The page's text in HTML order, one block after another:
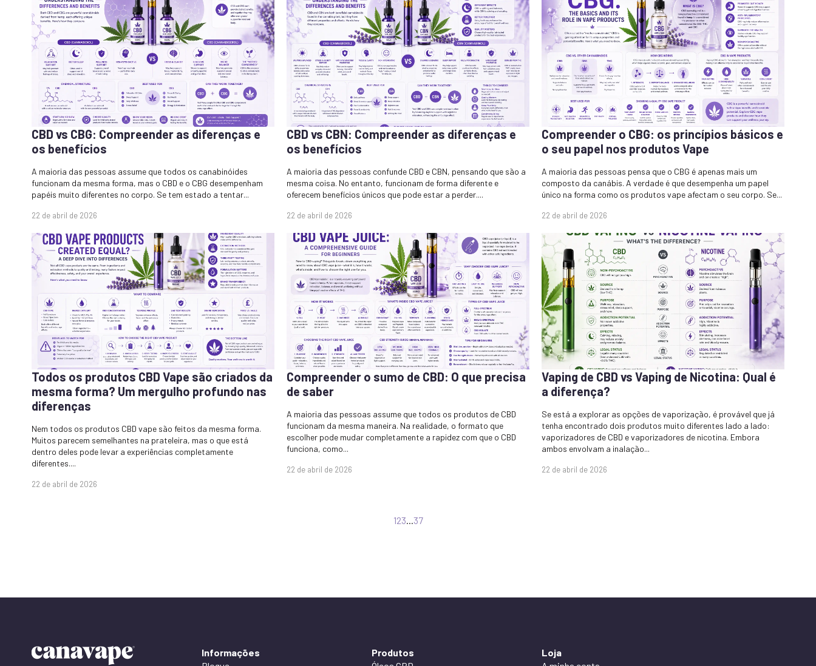
CBD vs CBG: Compreender as diferenças e
os benefícios
22 de abril de 2026
A maioria das pessoas assume que todos os canabinóides
funcionam da mesma forma, mas o CBD e o CBG desempenham
papéis muito diferentes no corpo. Se tem estado a tentar...
CBD vs CBN: Compreender as diferenças e
os benefícios
22 de abril de 2026
A maioria das pessoas confunde CBD e CBN, pensando que são a
mesma coisa. No entanto, funcionam de forma diferente e
oferecem benefícios únicos que pode estar a perder....
Compreender o CBG: os princípios básicos e
o seu papel nos produtos Vape
22 de abril de 2026
A maioria das pessoas pensa que o CBG é apenas mais um
composto da canábis. A verdade é que desempenha um papel
único na forma como os produtos vape afectam o seu corpo. Se...
Todos os produtos CBD Vape são criados da
mesma forma? Um mergulho profundo nas
diferenças
22 de abril de 2026
Nem todos os produtos CBD vape são feitos da mesma forma.
Muitos parecem semelhantes na prateleira, mas o que está
dentro deles pode levar a experiências completamente
diferentes....
Compreender o sumo de CBD: O que precisa
de saber
22 de abril de 2026
A maioria das pessoas assume que todos os produtos de CBD
funcionam da mesma maneira. Na realidade, o formato que
escolher pode mudar completamente a rapidez com que o CBD
funciona, como...
Vaping de CBD vs Vaping de Nicotina: Qual é
a diferença?
22 de abril de 2026
Se está a explorar as opções de vaporização, é provável que já
tenha encontrado dois produtos muito diferentes lado a lado:
vaporizadores de CBD e vaporizadores de nicotina. Embora
ambos envolvam a inalação...
123...37
Informações
Produtos
Loja